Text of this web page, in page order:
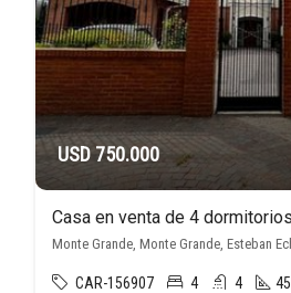
USD 750.000
Casa en venta de 4
Monte Grande, Monte Grande, Esteban
CAR-156907 4 4